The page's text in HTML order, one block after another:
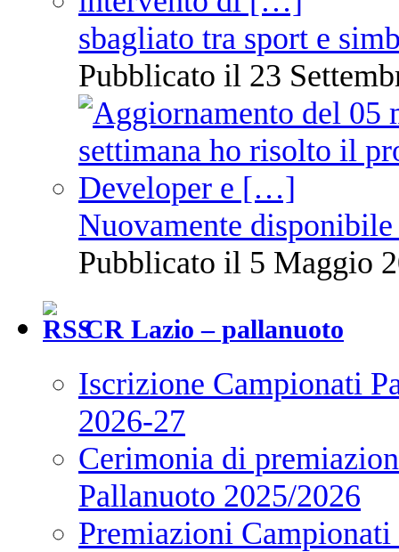
sbagliato tra sport e
Pubblicato il 23
Nuovamente
Pubblicato il 5 Maggio
CR Lazio – pallanuoto
Iscrizione Campionati
2026-27
Cerimonia di
Pallanuoto 2025/2026
Premiazioni